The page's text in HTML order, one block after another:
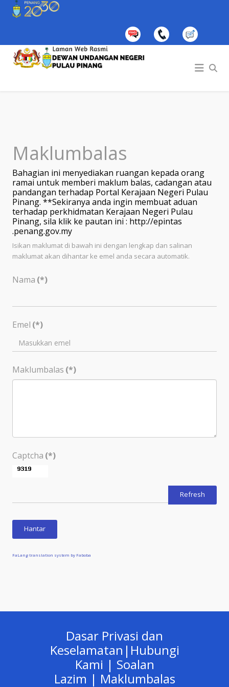
Maklumbalas
Bahagian ini menyediakan ruangan kepada orang
ramai untuk memberi maklum balas, cadangan atau
pandangan terhadap Portal Kerajaan Negeri Pulau
Pinang. **Sekiranya anda ingin membuat aduan
terhadap perkhidmatan Kerajaan Negeri Pulau
Pinang, sila klik ke pautan ini : http://epintas
.penang.gov.my
Isikan maklumat di bawah ini dengan lengkap dan salinan
maklumat akan dihantar ke emel anda secara automatik.
Nama (*)
Emel (*)
Maklumbalas (*)
Captcha (*)
Refresh
Hantar
FaLang translation system by Faboba
Dasar Privasi dan
Keselamatan | Hubungi
Kami | Soalan
Lazim | Maklumbalas